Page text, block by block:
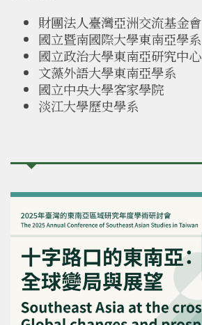
財團法人臺灣亞洲交流基金會
國立暨南國際大學東南亞學系
國立政治大學東南亞研究中心
文藻外語大學東南亞學系
國立中央大學客家學院
淡江大學歷史學系